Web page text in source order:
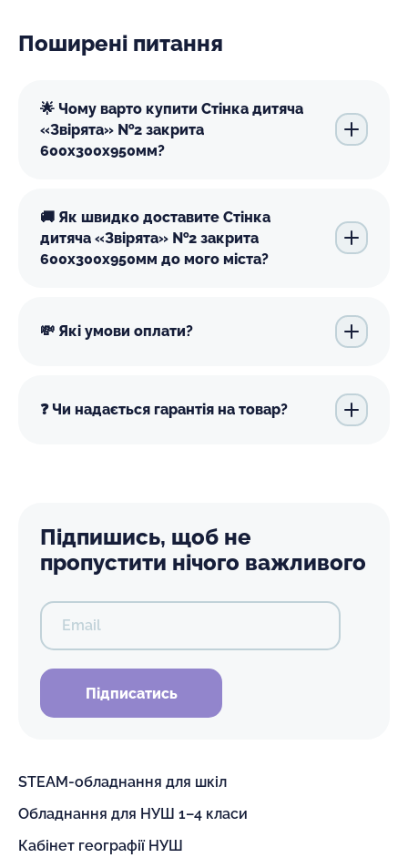
Поширені питання
🌟 Чому варто купити Стінка дитяча
«Звірята» №2 закрита
600х300х950мм?
🚚 Як швидко доставите Стінка
дитяча «Звірята» №2 закрита
600х300х950мм до мого міста?
💸 Які умови оплати?
❓ Чи надається гарантія на товар?
Підпишись, щоб не
пропустити нічого важливого
Email
Підписатись
STEAM-обладнання для шкіл
Обладнання для НУШ 1–4 класи
Кабінет географії НУШ